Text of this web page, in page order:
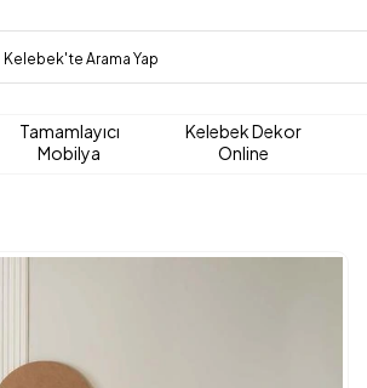
Tamamlayıcı
Mobilya
Kelebek Dekor
Online